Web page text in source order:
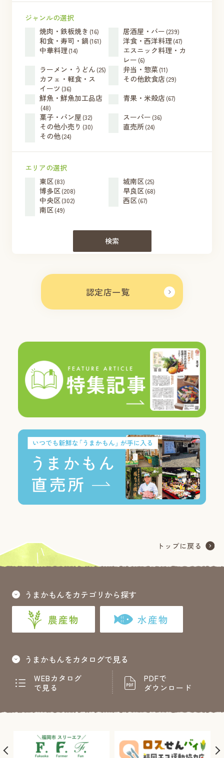
認定店一覧
ジャンルの選択
焼肉・鉄板焼き (16) 居酒屋・バー (239)
和食・寿司・鍋 (161) 洋食・西洋料理 (47)
中華料理 (14)
エスニック料理・カ
レー (6)
ラーメン・うどん (25) 弁当・惣菜(11)
カフェ・軽食・ス
イーツ (36)
その他飲食店(29)
鮮魚・鮮魚加工品店
(48)
青果・米殻店(67)
菓子・パン屋 (32) スーパー (36)
その他小売り (30) 直売所(24)
その他(24)
エリアの選択
東区(83) 城南区(25)
博多区(208) 早良区(68)
中央区(302) 西区(67)
南区(49)
検索
うまかもんをカテゴリから探す
農産物 水産物
うまかもんをカタログで見る
WEBカタログ
で見る
PDFで
ダウンロード